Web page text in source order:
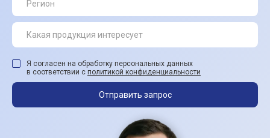
Я согласен на обработку персональных данных
в соответствии с политикой конфиденциальности
Отправить запрос